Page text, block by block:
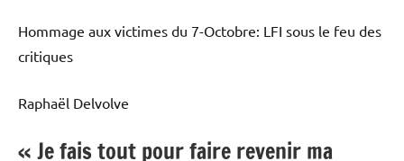
Hommage aux victimes du 7-Octobre: LFI sous le feu des
critiques
Raphaël Delvolve
« Je fais tout pour faire revenir ma